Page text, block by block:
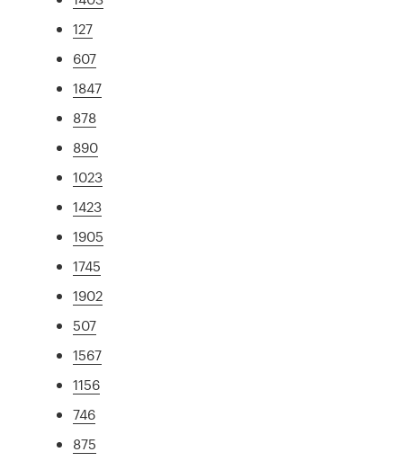
127
607
1847
878
890
1023
1423
1905
1745
1902
507
1567
1156
746
875